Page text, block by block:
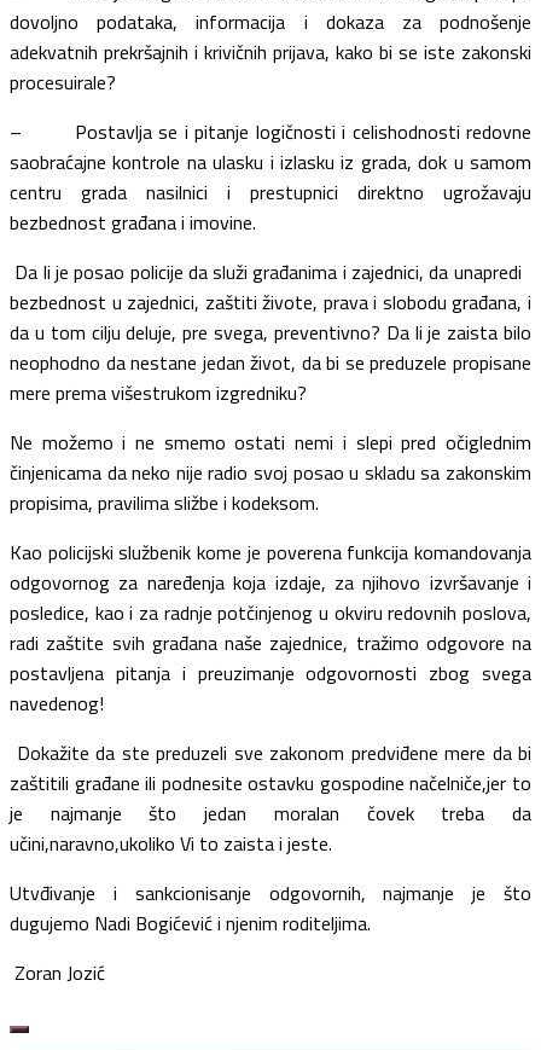
dovoljno podataka, informacija i dokaza za podnošenje
adekvatnih prekršajnih i krivičnih prijava, kako bi se iste zakonski
procesuirale?
– Postavlja se i pitanje logičnosti i celishodnosti redovne
saobraćajne kontrole na ulasku i izlasku iz grada, dok u samom
centru grada nasilnici i prestupnici direktno ugrožavaju
bezbednost građana i imovine.
Da li je posao policije da služi građanima i zajednici, da unapredi
bezbednost u zajednici, zaštiti živote, prava i slobodu građana, i
da u tom cilju deluje, pre svega, preventivno? Da li je zaista bilo
neophodno da nestane jedan život, da bi se preduzele propisane
mere prema višestrukom izgredniku?
Ne možemo i ne smemo ostati nemi i slepi pred očiglednim
činjenicama da neko nije radio svoj posao u skladu sa zakonskim
propisima, pravilima sližbe i kodeksom.
Kao policijski službenik kome je poverena funkcija komandovanja
odgovornog za naređenja koja izdaje, za njihovo izvršavanje i
posledice, kao i za radnje potčinjenog u okviru redovnih poslova,
radi zaštite svih građana naše zajednice, tražimo odgovore na
postavljena pitanja i preuzimanje odgovornosti zbog svega
navedenog!
Dokažite da ste preduzeli sve zakonom predviđene mere da bi
zaštitili građane ili podnesite ostavku gospodine načelniče,jer to
je najmanje što jedan moralan čovek treba da
učini,naravno,ukoliko Vi to zaista i jeste.
Utvđivanje i sankcionisanje odgovornih, najmanje je što
dugujemo Nadi Bogićević i njenim roditeljima.
Zoran Jozić